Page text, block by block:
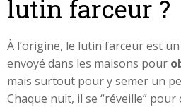
lutin farceur ?
À l’origine, le lutin farceur est
envoyé dans les maisons pour
mais surtout pour y semer un
Chaque nuit, il se “réveille”